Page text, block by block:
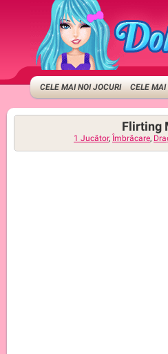
CELE MAI NOI JOCURI CELE MAI
Flirting
1 Jucător, Îmbrăcare,